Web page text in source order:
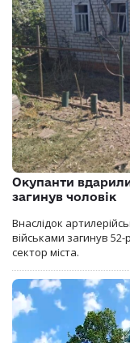
Окупанти
загинув чоловік
Внаслідок
військами загинув
сектор міста.